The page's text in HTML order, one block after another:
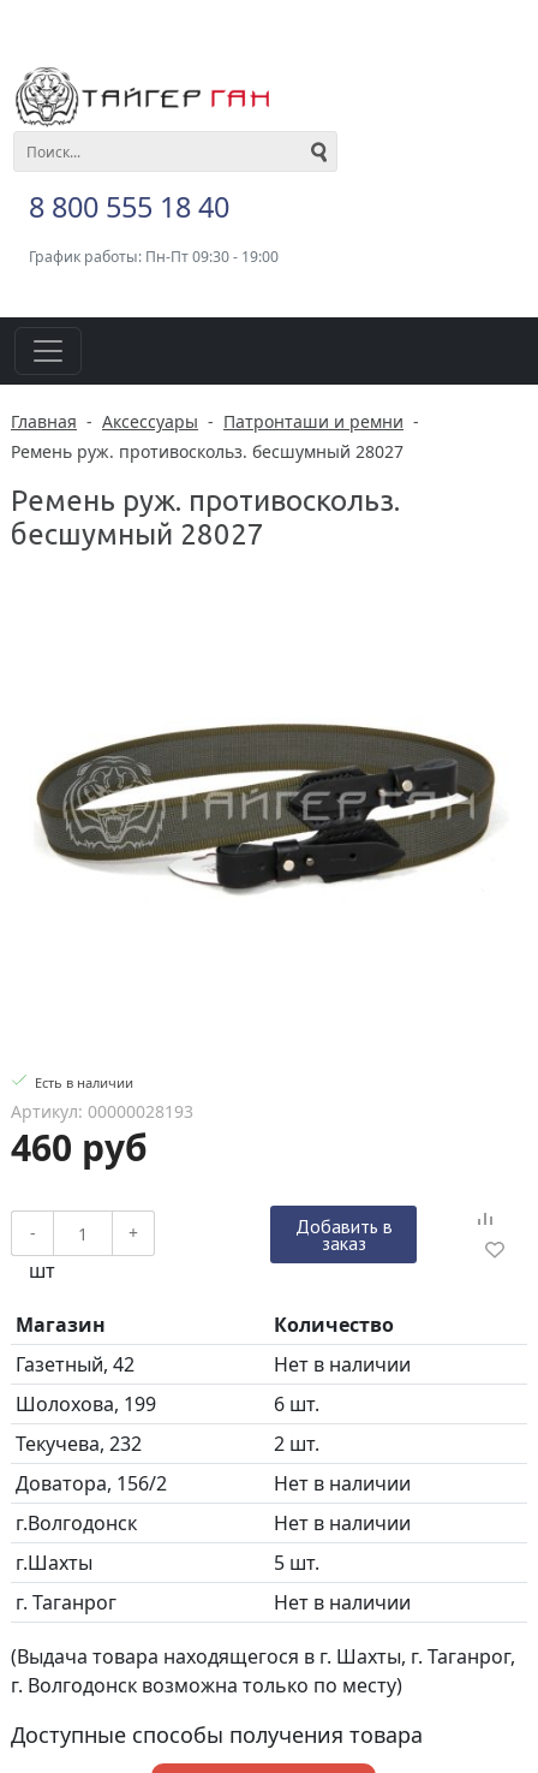
8 800 555 18 40
График работы: Пн-Пт 09:30 - 19:00
Главная - Аксессуары - Патронташи и ремни -
Ремень руж. противоскольз. бесшумный 28027
Ремень руж. противоскольз.
бесшумный 28027
Есть в наличии
Артикул: 00000028193
460 руб
- +
шт
Добавить в
заказ
Магазин
Количество
Газетный, 42
Нет в наличии
Шолохова, 199
6 шт.
Текучева, 232
2 шт.
Доватора, 156/2
Нет в наличии
г.Волгодонск
Нет в наличии
г.Шахты
5 шт.
г. Таганрог
Нет в наличии
(Выдача товара находящегося в г. Шахты, г. Таганрог,
г. Волгодонск возможна только по месту)
Доступные способы получения товара